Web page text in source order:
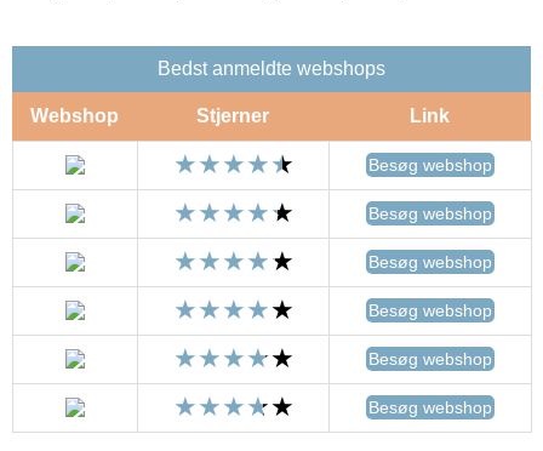
Bedst anmeldte webshops
Webshop Stjerner Link
Besøg webshop
Besøg webshop
Besøg webshop
Besøg webshop
Besøg webshop
Besøg webshop